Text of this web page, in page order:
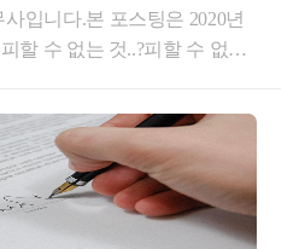
입니다.​본 포스팅은 2020년
할 수 없는 것..?피할 수 없는
세금에서는 도망칠 수 없죠.
라 세금을 줄이는 행위는 문
명이 다가온다 하지만 잘 대
죠.그리고 잘 대처한다면 운
세에서 비과세로!​비과세 요건